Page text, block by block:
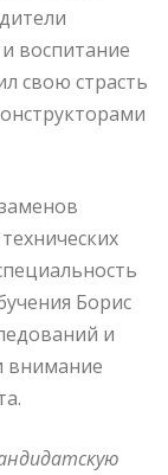
воспитание
свою страсть
Борис
и
внимание